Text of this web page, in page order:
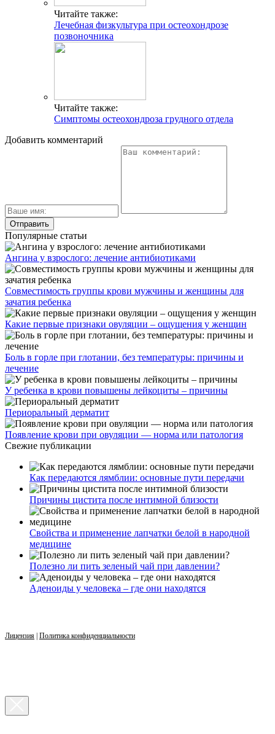
Читайте также:
Лечебная физкультура при остеохондрозе
позвоночника
Читайте также:
Симптомы остеохондроза грудного отдела
Добавить комментарий
Популярные статьи
Ангина у взрослого: лечение антибиотиками
Совместимость группы крови мужчины и женщины для
зачатия ребенка
Какие первые признаки овуляции – ощущения у женщин
Боль в горле при глотании, без температуры: причины и
лечение
У ребенка в крови повышены лейкоциты – причины
Периоральный дерматит
Появление крови при овуляции — норма или патология
Свежие публикации
Как передаются лямблии: основные пути передачи
Причины цистита после интимной близости
Свойства и применение лапчатки белой в народной
медицине
Полезно ли пить зеленый чай при давлении?
Аденоиды у человека – где они находятся
Лицензия | Политика конфиденциальности